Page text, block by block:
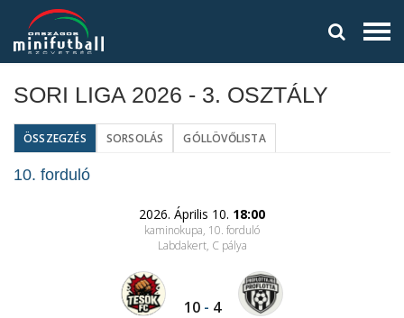
SORI LIGA 2026 - 3. OSZTÁLY
ÖSSZEGZÉS SORSOLÁS GÓLLÖVŐLISTA
10. forduló
2026. Április 10. 18:00
kaminokupa, 10. forduló
Labdakert, C pálya
10- 4